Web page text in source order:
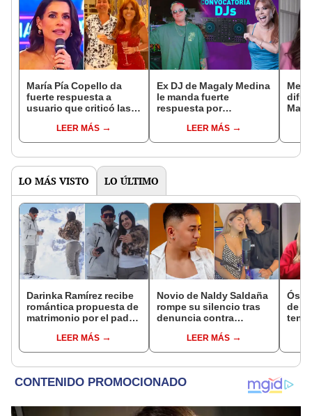
María Pía Copello da
fuerte respuesta a
usuario que criticó las
el hermano de Magaly
Medina
LEER MÁS
Ex DJ de Magaly Medina
le manda fuerte
respuesta por
a colegas: "No tiene
buen pago"
LEER MÁS
LO MÁS VISTO LO ÚLTIMO
Darinka Ramírez recibe
romántica propuesta de
matrimonio por el padre
nervios, lágrimas y
muchísima felicidad"
LEER MÁS
Novio de Naldy Saldaña
rompe su silencio tras
denuncia contra
Luz: "Tiene todo mi
apoyo"
LEER MÁS
de